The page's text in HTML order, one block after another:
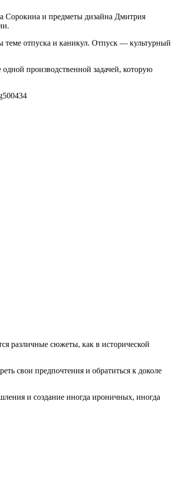
Сорокина и предметы дизайна Дмитрия
теме отпуска и каникул. Отпуск — культурный
производственной задачей, которую
500434
различные сюжеты, как в исторической
свои предпочтения и обратиться к доколе
и создание иногда ироничных, иногда